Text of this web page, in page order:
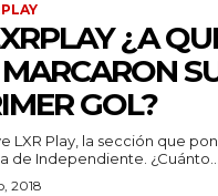
¿A
GOL?
LXR Play, la sección que
de Independiente. ¿Cuánto...
2018